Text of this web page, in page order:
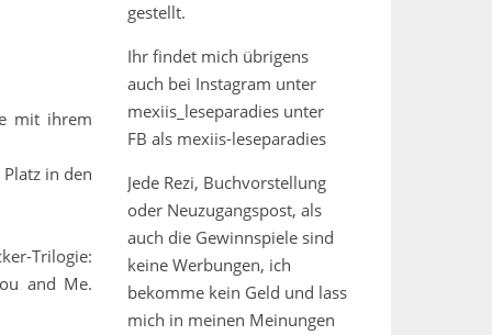
mit ihrem
in den
Trilogie:
and Me.
gestellt.
Ihr findet mich übrigens
auch bei Instagram unter
mexiis_leseparadies unter
FB als mexiis-leseparadies
Jede Rezi, Buchvorstellung
oder Neuzugangspost, als
auch die Gewinnspiele sind
keine Werbungen, ich
bekomme kein Geld und lass
mich in meinen Meinungen